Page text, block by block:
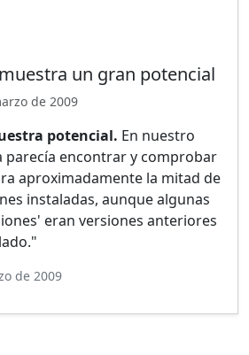
un gran potencial
de 2009
potencial. En nuestro
parecía encontrar y comprobar
aproximadamente la mitad de
instaladas, aunque algunas
eran versiones anteriores
de 2009